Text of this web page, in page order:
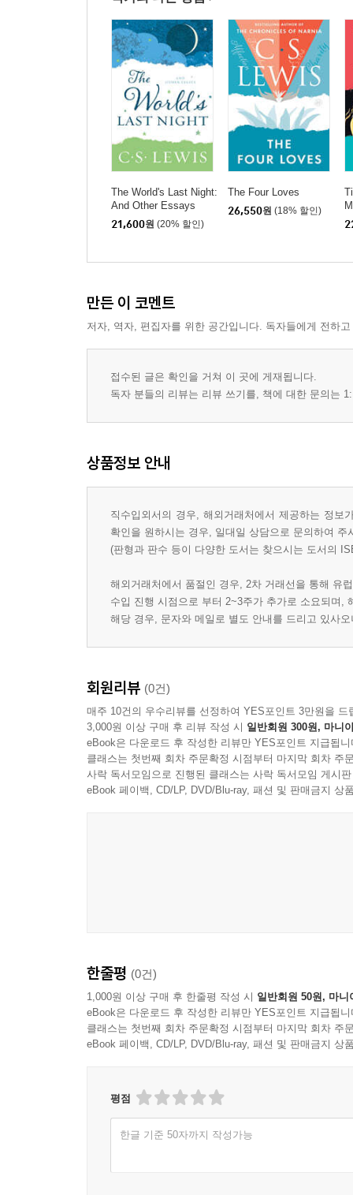
The World's Last Night:
And Other Essays
21,600원 (20% 할인)
The Four Loves
26,550원 (18% 할인)
만든 이 코멘트
저자, 역자, 편집자를 위한 공간입니다. 독자들에게 전하
접수된 글은 확인을 거쳐 이 곳에 게재됩니다.
독자 분들의 리뷰는 리뷰 쓰기를, 책에 대한 문의는
상품정보 안내
직수입외서의 경우, 해외거래처에서 제공하는 정
확인을 원하시는 경우, 일대일 상담으로 문의하여 주
(판형과 판수 등이 다양한 도서는 찾으시는 도서의
해외거래처에서 품절인 경우, 2차 거래선을 통해 유
수입 진행 시점으로 부터 2~3주가 추가로 소요되며,
해당 경우, 문자와 메일로 별도 안내를 드리고 있사
회원리뷰 (0건)
매주 10건의 우수리뷰를 선정하여 YES포인트 3만원을 드
3,000원 이상 구매 후 리뷰 작성 시 일반회원 300원, 마니
eBook은 다운로드 후 작성한 리뷰만 YES포인트 지급됩니
클래스는 첫번째 회차 주문확정 시점부터 마지막 회차 주
사락 독서모임으로 진행된 클래스는 사락 독서모임 게시
eBook 페이백, CD/LP, DVD/Blu-ray, 패션 및 판매금지 상
한줄평 (0건)
1,000원 이상 구매 후 한줄평 작성 시 일반회원 50원, 마니
eBook은 다운로드 후 작성한 리뷰만 YES포인트 지급됩니
클래스는 첫번째 회차 주문확정 시점부터 마지막 회차 주
eBook 페이백, CD/LP, DVD/Blu-ray, 패션 및 판매금지 상
평점
한글 기준 50자까지 작성가능